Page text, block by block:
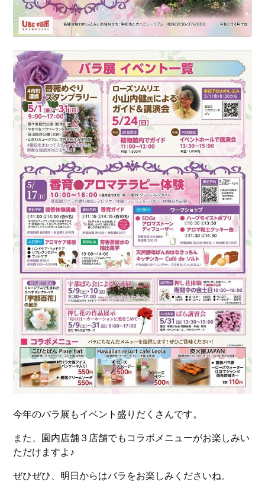
今年のバラ展もイベント盛りだくさんです。
また、園内店舗３店舗でもコラボメニューがお楽しみい
ただけますよ♪
ぜひぜひ、明日からはバラをお楽しみくださいね。